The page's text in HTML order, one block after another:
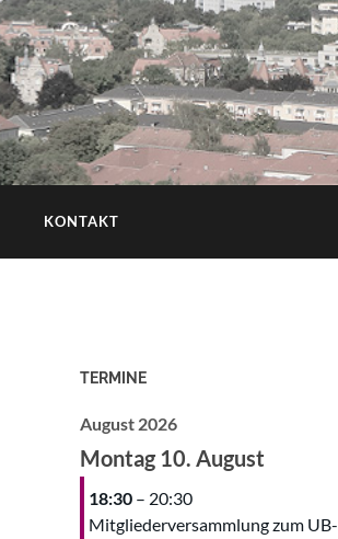
KONTAKT
TERMINE
August 2026
Montag 10. August
18:30 – 20:30
Mitgliederversammlung zum UB-